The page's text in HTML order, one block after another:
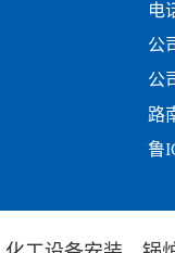
电
公
公
路
鲁